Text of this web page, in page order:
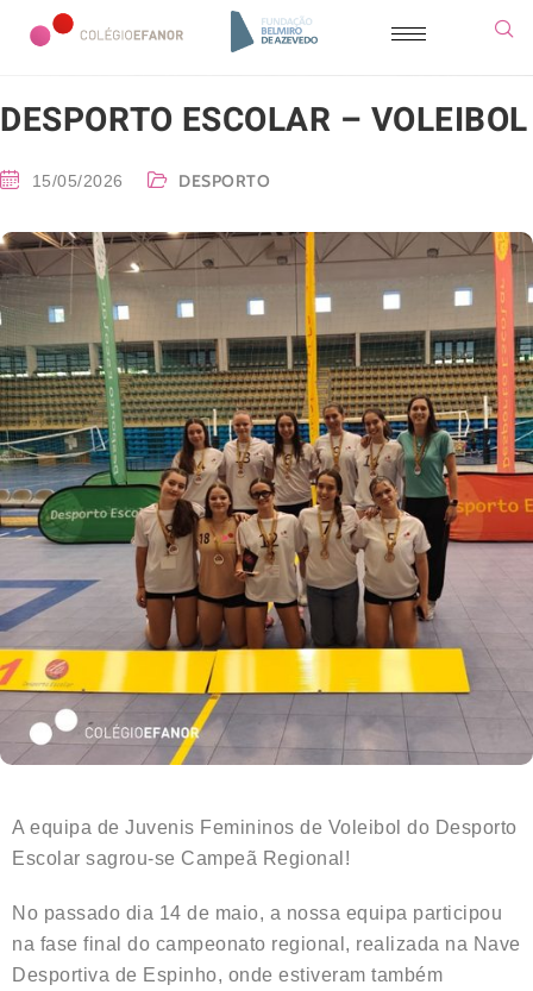
DESPORTO ESCOLAR – VOLEIBOL
15/05/2026 DESPORTO
A equipa de Juvenis Femininos de Voleibol do Desporto
Escolar sagrou-se Campeã Regional!
No passado dia 14 de maio, a nossa equipa participou
na fase final do campeonato regional, realizada na Nave
Desportiva de Espinho, onde estiveram também